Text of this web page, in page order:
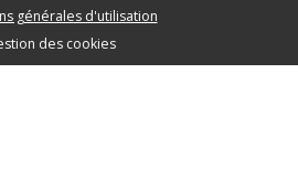
générales d'utilisation
des cookies